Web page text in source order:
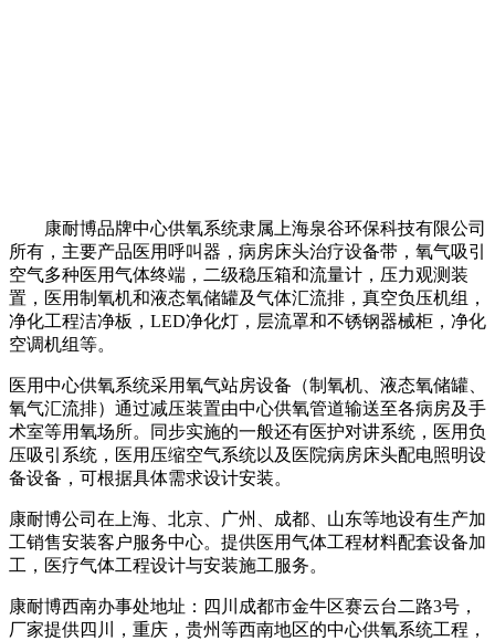
康耐博品牌中心供氧系统隶属上海泉谷环保科技有限公司
所有，主要产品医用呼叫器，病房床头治疗设备带，氧气吸引
空气多种医用气体终端，二级稳压箱和流量计，压力观测装
置，医用制氧机和液态氧储罐及气体汇流排，真空负压机组，
净化工程洁净板，LED净化灯，层流罩和不锈钢器械柜，净化
空调机组等。
医用中心供氧系统采用氧气站房设备（制氧机、液态氧储罐、
氧气汇流排）通过减压装置由中心供氧管道输送至各病房及手
术室等用氧场所。同步实施的一般还有医护对讲系统，医用负
压吸引系统，医用压缩空气系统以及医院病房床头配电照明设
备设备，可根据具体需求设计安装。
康耐博公司在上海、北京、广州、成都、山东等地设有生产加
工销售安装客户服务中心。提供医用气体工程材料配套设备加
工，医疗气体工程设计与安装施工服务。
康耐博西南办事处地址：四川成都市金牛区赛云台二路3号，
厂家提供四川，重庆，贵州等西南地区的中心供氧系统工程，